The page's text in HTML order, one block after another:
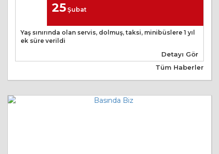
25 Şubat
Yaş sınırında olan servis, dolmuş, taksi, minibüslere 1 yıl
ek süre verildi
Detayı Gör
Tüm Haberler